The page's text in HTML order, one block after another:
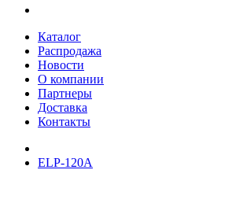
Каталог
Распродажа
Новости
О компании
Партнеры
Доставка
Контакты
ELP-120A